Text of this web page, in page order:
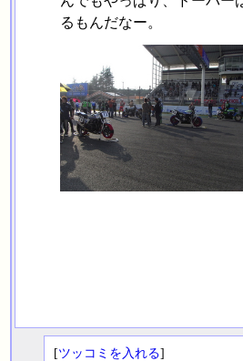
るもんだなー。
[ツッコミを入れる]